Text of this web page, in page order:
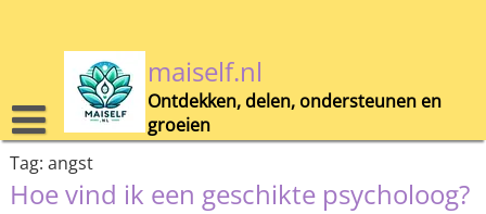
maiself.nl
Ontdekken, delen, ondersteunen en
groeien
Tag: angst
Hoe vind ik een geschikte psycholoog?